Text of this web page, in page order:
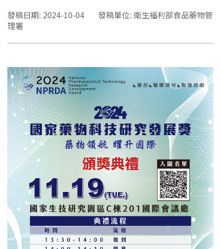
發稿日期: 2024-10-04
發稿單位: 衛生福利部食品藥物管
理署